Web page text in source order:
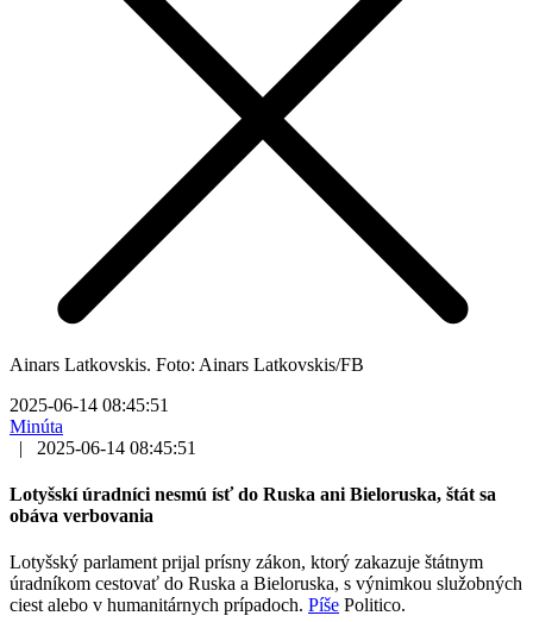
Ainars Latkovskis. Foto: Ainars Latkovskis/FB
2025-06-14 08:45:51
Minúta
|
2025-06-14 08:45:51
Lotyšskí úradníci nesmú ísť do Ruska ani Bieloruska, štát sa
obáva verbovania
Lotyšský parlament prijal prísny zákon, ktorý zakazuje štátnym
úradníkom cestovať do Ruska a Bieloruska, s výnimkou služobných
ciest alebo v humanitárnych prípadoch. Píše Politico.